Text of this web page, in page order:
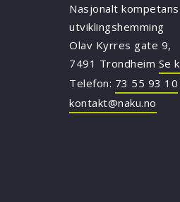
Nasjonalt
utviklingshemming
Olav Kyrres gate 9,
7491 Trondheim Se
Telefon: 73 55 93 10
kontakt@naku.no